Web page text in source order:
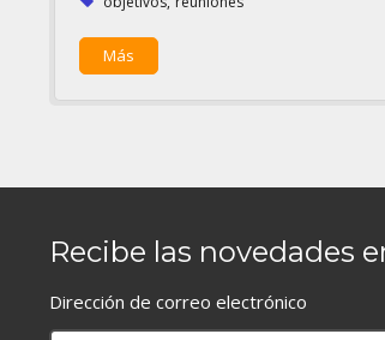
Más
Recibe las novedades
Dirección de correo electrónico